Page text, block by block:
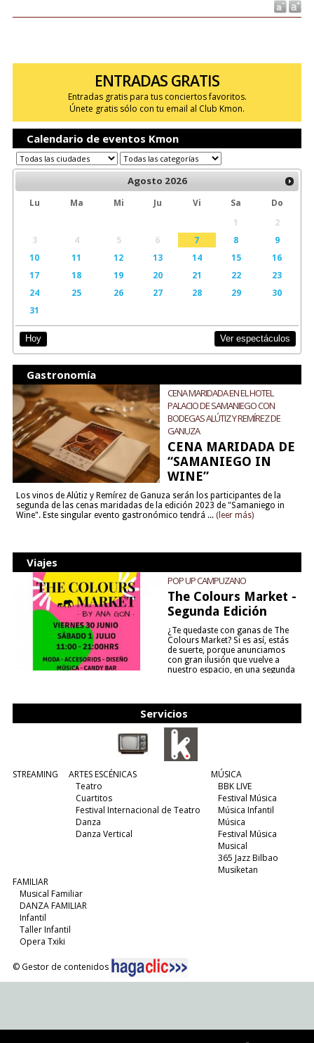
ENTRADAS GRATIS
Entradas gratis para tus conciertos favoritos.
Únete gratis sólo con tu email al Club Kmon.
Calendario de eventos Kmon
Agosto 2026
Lu Ma Mi Ju Vi Sa
Do
1
2
3
4 5 6 7 8
9
10
11 12 13 14 15
16
17
18 19 20 21 22
23
24
25 26 27 28 29
30
31
Hoy Ver espectáculos
Gastronomía
CENA MARIDADA EN EL HOTEL
PALACIO DE SAMANIEGO CON
BODEGAS ALÚTIZ Y REMÍREZ DE
GANUZA
CENA MARIDADA DE
“SAMANIEGO IN
WINE”
Los vinos de Alútiz y Remírez de Ganuza serán los participantes de la
segunda de las cenas maridadas de la edición 2023 de "Samaniego in
Wine". Este singular evento gastronómico tendrá ... (leer más)
Viajes
POP UP CAMPUZANO
The Colours Market -
Segunda Edición
¿Te quedaste con ganas de The
Colours Market? Si es así, estás
de suerte, porque anunciamos
con gran ilusión que vuelve a
nuestro espacio, en una segunda
Servicios
STREAMING
ARTES ESCÉNICAS
Teatro
Cuartitos
Festival Internacional de Teatro
Danza
Danza Vertical
MÚSICA
BBK LIVE
Festival Música
Música Infantil
Música
Festival Música
Musical
365 Jazz Bilbao
Musiketan
FAMILIAR
Musical Familiar
DANZA FAMILIAR
Infantil
Taller Infantil
Opera Txiki
© Gestor de contenidos